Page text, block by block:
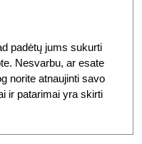
padėtų jums sukurti
Nesvarbu, ar esate
norite atnaujinti savo
ir patarimai yra skirti